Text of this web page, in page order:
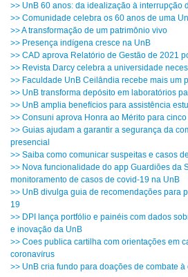
>> UnB 60 anos: da idealização à interrupção
>> Comunidade celebra os 60 anos de uma
>> A transformação de um patrimônio vivo
>> Presença indígena cresce na UnB
>> CAD aprova Relatório de Gestão de 2021
>> Revista Darcy celebra a universidade
>> Faculdade UnB Ceilândia recebe mais um
>> UnB transforma depósito em laboratórios
>> UnB amplia benefícios para assistência
>> Consuni aprova Honra ao Mérito para
>> Guias ajudam a garantir a segurança da
presencial
>> Saiba como comunicar suspeitas e casos
>> Nova funcionalidade do app Guardiões da
monitoramento de casos de covid-19 na UnB
>> UnB divulga guia de recomendações para
19
>> DPI lança portfólio e painéis com dados
e inovação da UnB
>> Coes publica cartilha com orientações em
coronavírus
>> UnB cria fundo para doações de combate à